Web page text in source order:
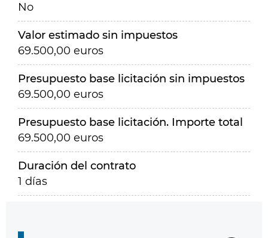
No
Valor estimado sin impuestos
69.500,00 euros
Presupuesto base licitación sin impuestos
69.500,00 euros
Presupuesto base licitación. Importe total
69.500,00 euros
Duración del contrato
1 días